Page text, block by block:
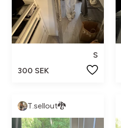
S
300 SEK
T.sellout🐉